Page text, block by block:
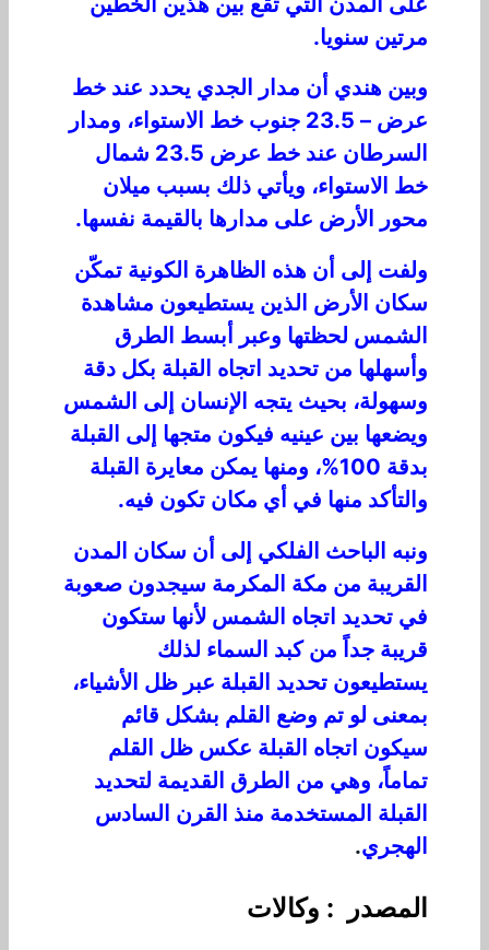
مرتين سنويا.
وبين هندي أن مدار الجدي يحدد عند خط
عرض – 23.5 جنوب خط الاستواء، ومدار
السرطان عند خط عرض 23.5 شمال
خط الاستواء، ويأتي ذلك بسبب ميلان
محور الأرض على مدارها بالقيمة نفسها.
ولفت إلى أن هذه الظاهرة الكونية تمكّن
سكان الأرض الذين يستطيعون مشاهدة
الشمس لحظتها وعبر أبسط الطرق
وأسهلها من تحديد اتجاه القبلة بكل دقة
وسهولة، بحيث يتجه الإنسان إلى الشمس
ويضعها بين عينيه فيكون متجها إلى القبلة
بدقة 100%، ومنها يمكن معايرة القبلة
والتأكد منها في أي مكان تكون فيه.
ونبه الباحث الفلكي إلى أن سكان المدن
القريبة من مكة المكرمة سيجدون صعوبة
في تحديد اتجاه الشمس لأنها ستكون
قريبة جداً من كبد السماء لذلك
يستطيعون تحديد القبلة عبر ظل الأشياء،
بمعنى لو تم وضع القلم بشكل قائم
سيكون اتجاه القبلة عكس ظل القلم
تماماً، وهي من الطرق القديمة لتحديد
القبلة المستخدمة منذ القرن السادس
الهجري.
المصدر : وكالات